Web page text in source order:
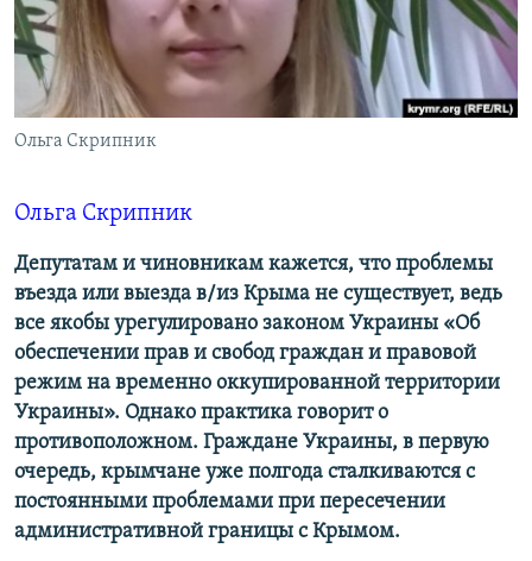
ПОБЕДИТЕЛЕЙ НЕ СУДЯТ?
КРЫМ.НЕПОКОРЕННЫЙ
ELIFBE
УКРАИНСКАЯ ПРОБЛЕМА КРЫМА
ПРИСОЕДИНЯЙТЕСЬ!
Ольга Скрипник
Ольга Скрипник
Депутатам и чиновникам кажется, что проблемы
въезда или выезда в/из Крыма не существует, ведь
все якобы урегулировано законом Украины «Об
обеспечении прав и свобод граждан и правовой
режим на временно оккупированной территории
Украины». Однако практика говорит о
противоположном. Граждане Украины, в первую
очередь, крымчане уже полгода сталкиваются с
постоянными проблемами при пересечении
административной границы с Крымом.